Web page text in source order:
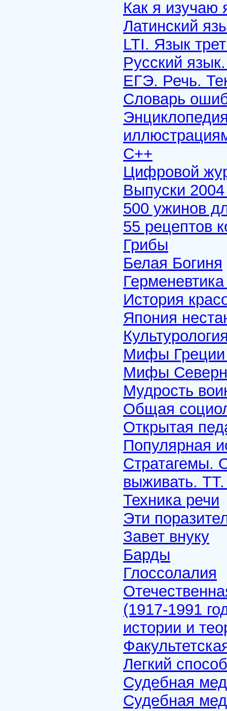
Как я изучаю
Латинский
LTI. Язык
Русский
ЕГЭ. Речь.
Словарь
C++
Цифровой
Выпуски 2004
500 ужинов
55 рецептов
Грибы
Белая Богиня
История
Япония
Мифы
Мифы
Мудрость
Общая
Открытая
Популярная
Стратагемы.
выживать.
Техника речи
Эти
Завет внуку
Барды
Глоссолалия
(1917-1991
истории и
Легкий
Судебная
Судебная